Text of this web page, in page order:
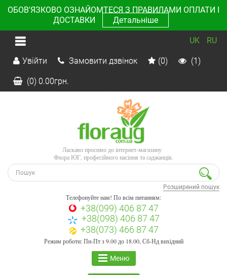
ОБОВ'ЯЗКОВО ОЗНАЙОМТЕСЯ З ПРАВИЛАМИ ОПЛАТИ І
ДОСТАВКИ
Детальніше
UK RU
Увійти Замовити дзвінок (0) (1)
(0) 0.00грн.
Ласкаво просимо до інтернет-магазину
Флора ЮГ, професійного насіння та саджанців.
Розширений пошук
Телефонуйте нам! По всім питанням:
+38(099) 406 87 47
+38(098) 406 87 47
+38(073) 466 87 47
Режим роботи: Пн-Пт з 9.00 до 18.00, Сб-Нд вихідний
Меню